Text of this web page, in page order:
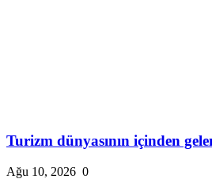
Turizm dünyasının içinden
Ağu 10, 2026 0